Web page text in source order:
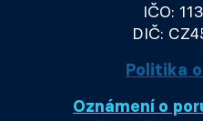
IČO:
DIČ:
Politika
Oznámení o